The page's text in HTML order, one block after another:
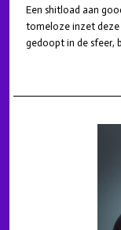
Een shitload aan
tomeloze inzet deze
gedoopt in de sfeer,